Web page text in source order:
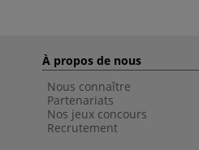
À propos de nous
Nous connaître
Partenariats
Nos jeux concours
Recrutement